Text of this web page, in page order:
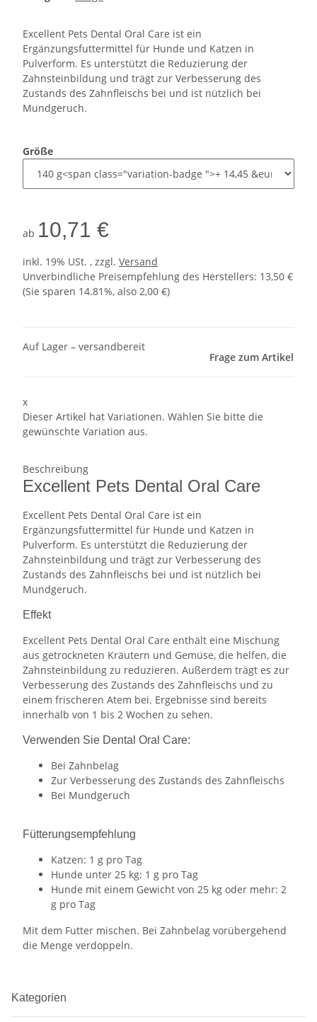
Excellent Pets Dental Oral Care ist ein
Ergänzungsfuttermittel für Hunde und Katzen in
Pulverform. Es unterstützt die Reduzierung der
Zahnsteinbildung und trägt zur Verbesserung des
Zustands des Zahnfleischs bei und ist nützlich bei
Mundgeruch.
Größe
ab 10,71 €
inkl. 19% USt. , zzgl. Versand
Unverbindliche Preisempfehlung des Herstellers: 13,50 €
(Sie sparen 14.81%, also 2,00 €)
Auf Lager – versandbereit
Frage zum Artikel
x
Dieser Artikel hat Variationen. Wählen Sie bitte die
gewünschte Variation aus.
Beschreibung
Excellent Pets Dental Oral Care
Excellent Pets Dental Oral Care ist ein
Ergänzungsfuttermittel für Hunde und Katzen in
Pulverform. Es unterstützt die Reduzierung der
Zahnsteinbildung und trägt zur Verbesserung des
Zustands des Zahnfleischs bei und ist nützlich bei
Mundgeruch.
Effekt
Excellent Pets Dental Oral Care enthält eine Mischung
aus getrockneten Kräutern und Gemüse, die helfen, die
Zahnsteinbildung zu reduzieren. Außerdem trägt es zur
Verbesserung des Zustands des Zahnfleischs und zu
einem frischeren Atem bei. Ergebnisse sind bereits
innerhalb von 1 bis 2 Wochen zu sehen.
Verwenden Sie Dental Oral Care:
Bei Zahnbelag
Zur Verbesserung des Zustands des Zahnfleischs
Bei Mundgeruch
Fütterungsempfehlung
Katzen: 1 g pro Tag
Hunde unter 25 kg: 1 g pro Tag
Hunde mit einem Gewicht von 25 kg oder mehr: 2
g pro Tag
Mit dem Futter mischen. Bei Zahnbelag vorübergehend
die Menge verdoppeln.
Kategorien